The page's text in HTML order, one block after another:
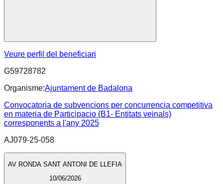
Veure perfil del beneficiari
G59728782
Organisme:Ajuntament de Badalona
Convocatoria de subvencions per concurrencia competitiva
en materia de Participacio (B1- Entitats veinals)
corresponents a l'any 2025
AJ079-25-058
AV RONDA SANT ANTONI DE LLEFIA
10/06/2026